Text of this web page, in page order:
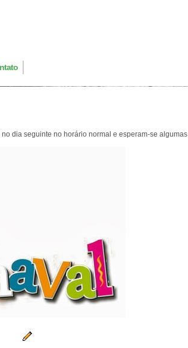
dia seguinte no horário normal e esperam-se algumas